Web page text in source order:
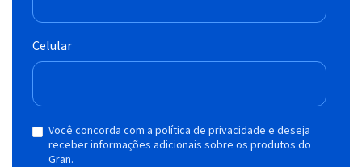
Celular
Você concorda com a política de privacidade e deseja
receber informações adicionais sobre os produtos do
Gran.